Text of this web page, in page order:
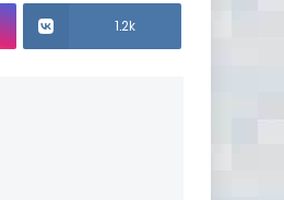
1.2k